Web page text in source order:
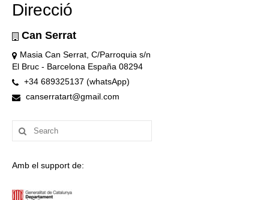
Direcció
Can Serrat
Masia Can Serrat, C/Parroquia s/n
El Bruc - Barcelona España 08294
+34 689325137 (whatsApp)
canserratart@gmail.com
Search
for:
Amb el support de: